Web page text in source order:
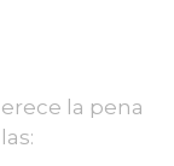
la pena